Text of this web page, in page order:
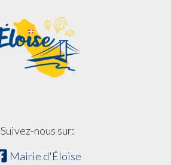
Suivez-nous sur:
Mairie d'Éloise